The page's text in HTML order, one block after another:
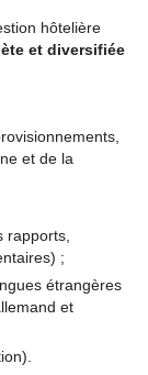
hôtelière
et diversifiée
et de la
rapports,
;
étrangères
et